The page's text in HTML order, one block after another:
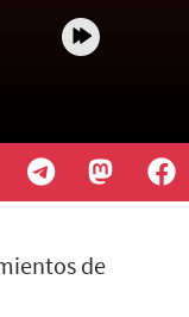
de